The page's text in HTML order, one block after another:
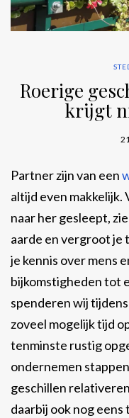
Roerige
krijgt
Partner zijn van een
altijd even makkelijk.
naar her gesleept,
aarde en vergroot je
je kennis over mens
bijkomstigheden tot
spenderen wij
zoveel mogelijk tijd
tenminste rustig
ondernemen
geschillen
daarbij ook nog